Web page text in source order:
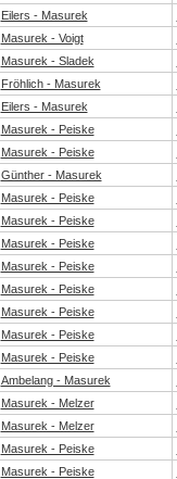
Eilers - Masurek
Masurek - Voigt
Masurek - Sladek
Fröhlich - Masurek
Eilers - Masurek
Masurek - Peiske
Masurek - Peiske
Günther - Masurek
Masurek - Peiske
Masurek - Peiske
Masurek - Peiske
Masurek - Peiske
Masurek - Peiske
Masurek - Peiske
Masurek - Peiske
Masurek - Peiske
Ambelang - Masurek
Masurek - Melzer
Masurek - Melzer
Masurek - Peiske
Masurek - Peiske